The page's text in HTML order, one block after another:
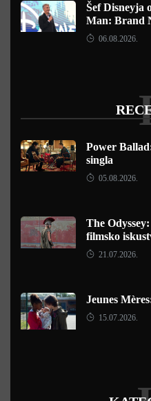
Šef Disneyja
Man: Brand
06.08.2026.
Power
singla
05.08.2026.
The
filmsko
21.07.2026.
Jeunes
15.07.2026.